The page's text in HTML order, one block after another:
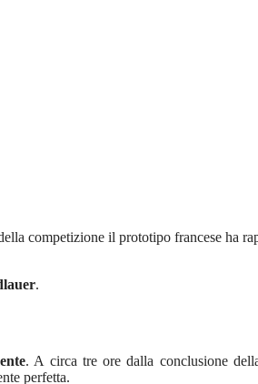
competizione il prototipo francese ha
.
. A circa tre ore dalla conclusione
perfetta.